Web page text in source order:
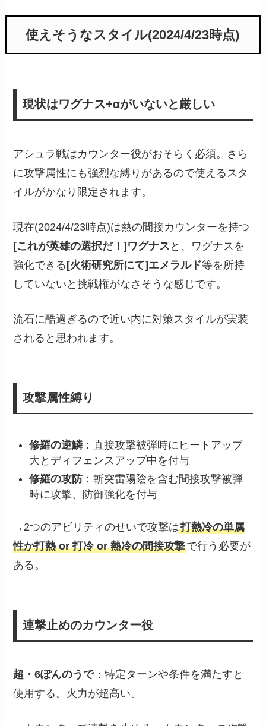
使えそうなスタイル(2024/4/23時点)
現状はワグナス+αがいないと厳しい
アシュラ戦はカウンター役がおそらく必須。さら
に攻撃属性にも強烈な縛りがあるので使えるスタ
イルがかなり限定されます。
現在(2024/4/23時点)は熱の間接カウンターを持つ
[これが英雄の選択だ！]ワグナス と、ワグナスを
強化できる[火術研究所にて]エメラルド等を所持
していないと挑戦権がなさそうな感じです。
流石に酷過ぎるので近い内に対策スタイルが実装
されると思われます。
攻撃属性縛り
修羅の逆鱗：直接攻撃被弾時にヒートアップ
大とディフェンスアップ中を付与
修羅の攻防 ：斬突雷陽陰を含む間接攻撃被弾
時に攻撃、防御強化を付与
→2つのアビリティのせいで攻撃は打熱冷の単属
性か打熱 or 打冷 or 熱冷の間接攻撃で行う必要が
ある。
連撃止めのカウンター役
超・6ぽんのうで：特定ターンや条件を満たすと
使用する。火力が超高い。